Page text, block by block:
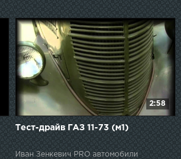
2:58
Тест-драйв ГАЗ 11-73 (м1)
Иван Зенкевич PRO автомобили